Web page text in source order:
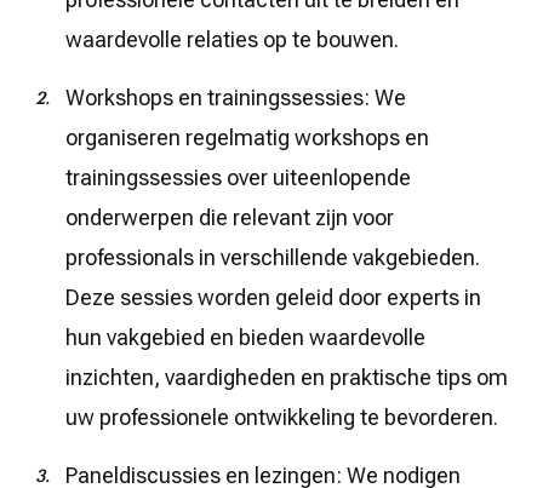
waardevolle relaties op te bouwen.
Workshops en trainingssessies: We
organiseren regelmatig workshops en
trainingssessies over uiteenlopende
onderwerpen die relevant zijn voor
professionals in verschillende vakgebieden.
Deze sessies worden geleid door experts in
hun vakgebied en bieden waardevolle
inzichten, vaardigheden en praktische tips om
uw professionele ontwikkeling te bevorderen.
Paneldiscussies en lezingen: We nodigen